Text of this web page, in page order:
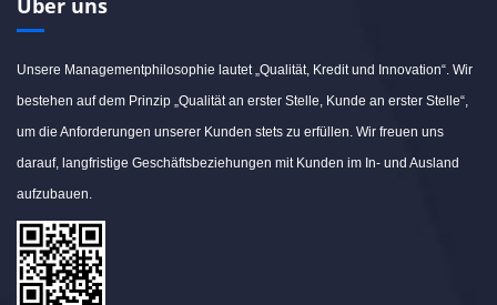
Unsere Managementphilosophie lautet „Qualität, Kredit und Innovation“. Wir
bestehen auf dem Prinzip „Qualität an erster Stelle, Kunde an erster Stelle“,
um die Anforderungen unserer Kunden stets zu erfüllen. Wir freuen uns
darauf, langfristige Geschäftsbeziehungen mit Kunden im In- und Ausland
aufzubauen.